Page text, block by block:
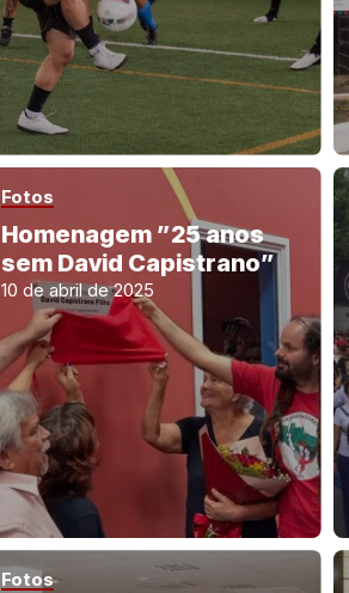
Fotos
Homenagem ”25 anos
sem David Capistrano”
10 de abril de 2025
Fotos